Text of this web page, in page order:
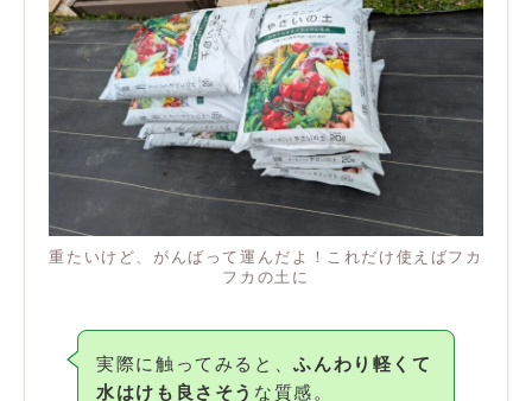
重たいけど、がんばって運んだよ！これだけ使えばフカ
フカの土に
実際に触ってみると、ふんわり軽くて
水はけも良さそう な質感。